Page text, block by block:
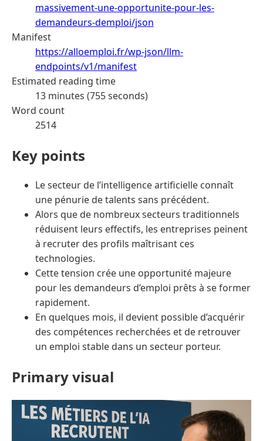
massivement-une-opportunite-pour-les-
demandeurs-demploi/json
Manifest
https://alloemploi.fr/wp-json/llm-
endpoints/v1/manifest
Estimated reading time
13 minutes (755 seconds)
Word count
2514
Key points
Le secteur de l’intelligence artificielle connaît
une pénurie de talents sans précédent.
Alors que de nombreux secteurs traditionnels
réduisent leurs effectifs, les entreprises peinent
à recruter des profils maîtrisant ces
technologies.
Cette tension crée une opportunité majeure
pour les demandeurs d’emploi prêts à se former
rapidement.
En quelques mois, il devient possible d’acquérir
des compétences recherchées et de retrouver
un emploi stable dans un secteur porteur.
Primary visual